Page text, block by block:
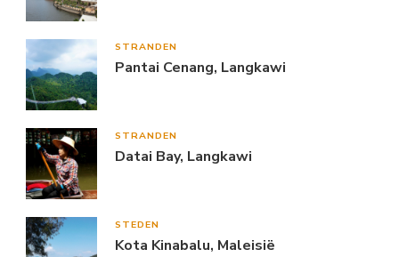
STRANDEN
Pantai Cenang, Langkawi
STRANDEN
Datai Bay, Langkawi
STEDEN
Kota Kinabalu, Maleisië